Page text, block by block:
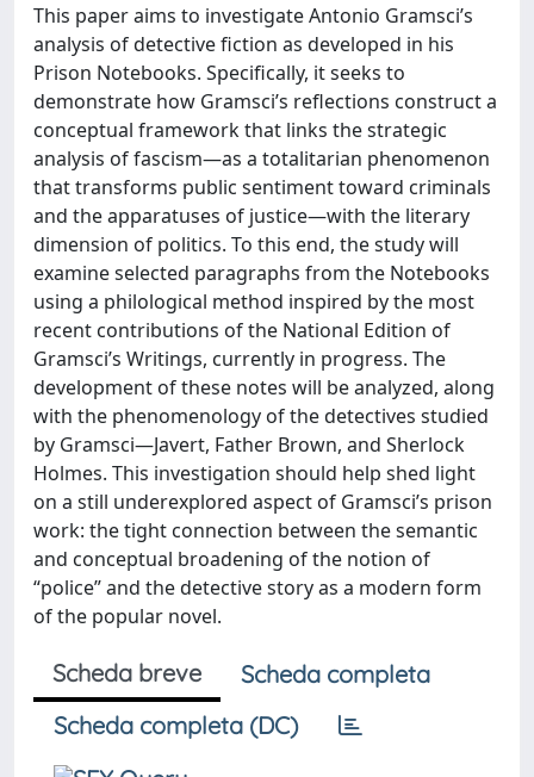
This paper aims to investigate Antonio Gramsci’s
analysis of detective fiction as developed in his
Prison Notebooks. Specifically, it seeks to
demonstrate how Gramsci’s reflections construct a
conceptual framework that links the strategic
analysis of fascism—as a totalitarian phenomenon
that transforms public sentiment toward criminals
and the apparatuses of justice—with the literary
dimension of politics. To this end, the study will
examine selected paragraphs from the Notebooks
using a philological method inspired by the most
recent contributions of the National Edition of
Gramsci’s Writings, currently in progress. The
development of these notes will be analyzed, along
with the phenomenology of the detectives studied
by Gramsci—Javert, Father Brown, and Sherlock
Holmes. This investigation should help shed light
on a still underexplored aspect of Gramsci’s prison
work: the tight connection between the semantic
and conceptual broadening of the notion of
“police” and the detective story as a modern form
of the popular novel.
Scheda breve
Scheda completa
Scheda completa (DC)